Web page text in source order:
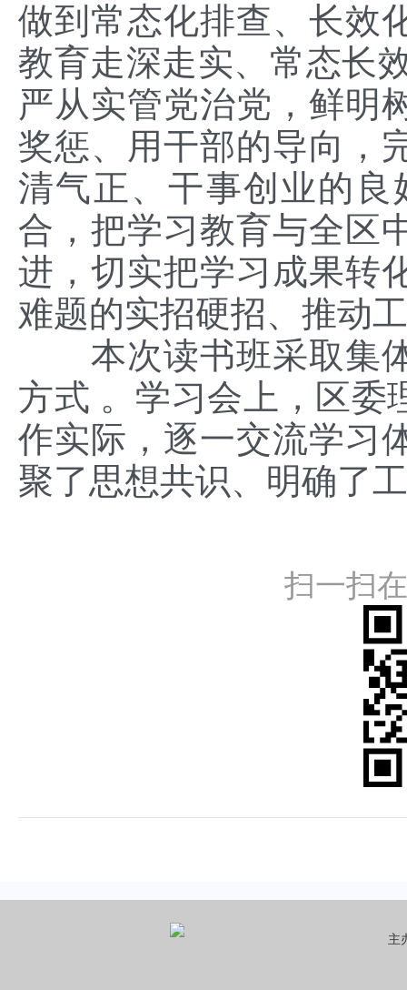
做到常态化排查、长效
教育走深走实、常态长
严从实管党治党，鲜明
奖惩、用干部的导向，
清气正、干事创业的
合，把学习教育与全区
进，切实把学习成果转
难题的实招硬招、推动
本次读书班采取集
方式 。学习会上，区委
作实际，逐一交流学习
聚了思想共识、 明确了
扫一扫
主